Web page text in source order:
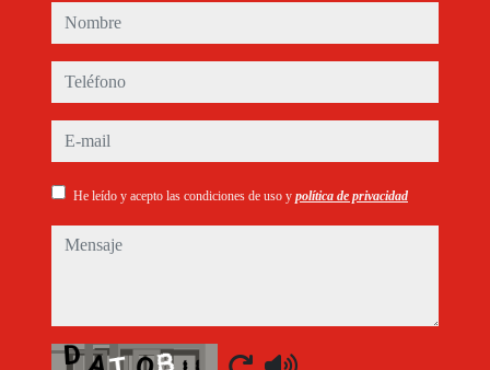
nombre
teléfono
e-mail
He leído y acepto las condiciones de uso y política de privacidad
mensaje
Captcha